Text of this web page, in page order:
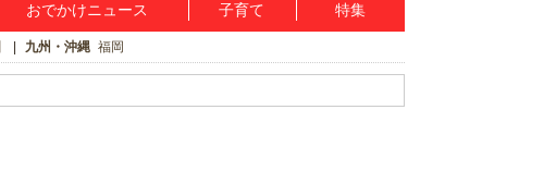
おでかけニュース 子育て 特集
九州・沖縄 福岡